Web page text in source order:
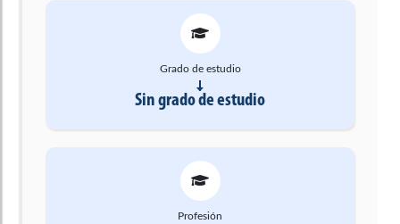
Grado de estudio
Sin grado de estudio
Profesión